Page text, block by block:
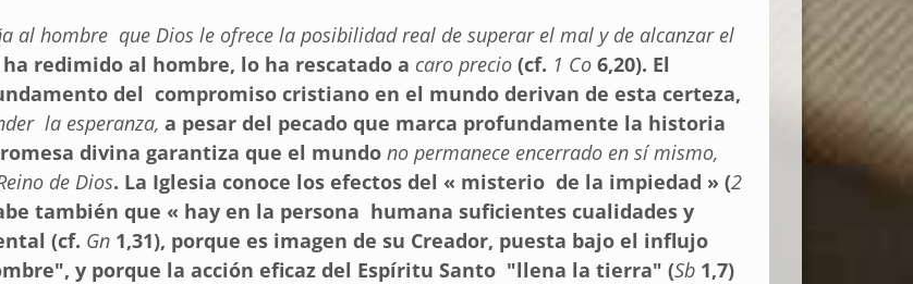
al hombre que Dios le ofrece la posibilidad real de superar el mal y de alcanzar el
ha redimido al hombre, lo ha rescatado a caro precio (cf. 1 Co 6,20). El
del compromiso cristiano en el mundo derivan de esta certeza,
la esperanza, a pesar del pecado que marca profundamente la historia
divina garantiza que el mundo no permanece encerrado en sí mismo,
de Dios. La Iglesia conoce los efectos del « misterio de la impiedad » (2
también que « hay en la persona humana suficientes cualidades y
(cf. Gn 1,31), porque es imagen de su Creador, puesta bajo el influjo
y porque la acción eficaz del Espíritu Santo "llena la tierra" (Sb 1,7)